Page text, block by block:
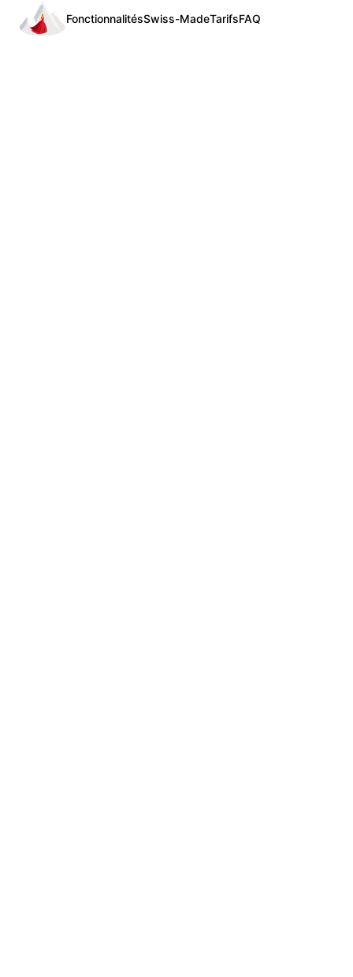
FonctionnalitésSwiss-MadeTarifsFAQ